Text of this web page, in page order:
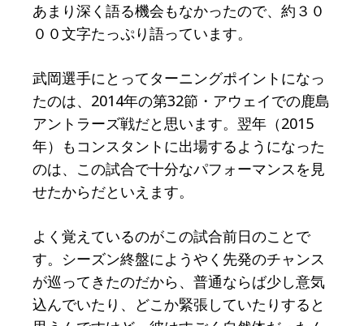
あまり深く語る機会もなかったので、約３０
００文字たっぷり語っています。
武岡選手にとってターニングポイントになっ
たのは、2014年の第32節・アウェイでの鹿島
アントラーズ戦だと思います。翌年（2015
年）もコンスタントに出場するようになった
のは、この試合で十分なパフォーマンスを見
せたからだといえます。
よく覚えているのがこの試合前日のことで
す。シーズン終盤にようやく先発のチャンス
が巡ってきたのだから、普通ならば少し意気
込んでいたり、どこか緊張していたりすると